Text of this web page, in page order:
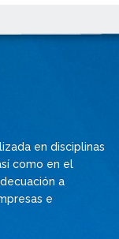
en disciplinas
como en el
a
e